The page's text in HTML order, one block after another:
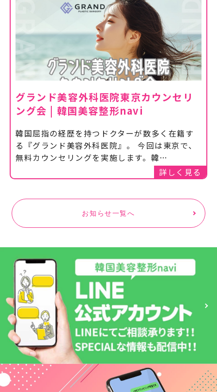
グランド美容外科医院東京カウンセリ
ング会 | 韓国美容整形navi
韓国屈指の経歴を持つドクターが数多く在籍す
る『グランド美容外科医院』。 今回は東京で、
無料カウンセリングを実施します。韓…
詳しく見る
お知らせ一覧へ